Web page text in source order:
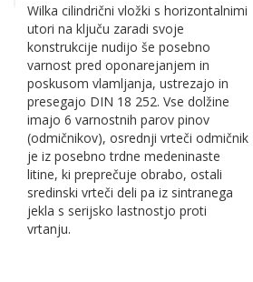
Wilka cilindrični vložki s horizontalnimi
utori na ključu zaradi svoje
konstrukcije nudijo še posebno
varnost pred oponarejanjem in
poskusom vlamljanja, ustrezajo in
presegajo DIN 18 252. Vse dolžine
imajo 6 varnostnih parov pinov
(odmičnikov), osrednji vrteči odmičnik
je iz posebno trdne medeninaste
litine, ki preprečuje obrabo, ostali
sredinski vrteči deli pa iz sintranega
jekla s serijsko lastnostjo proti
vrtanju.